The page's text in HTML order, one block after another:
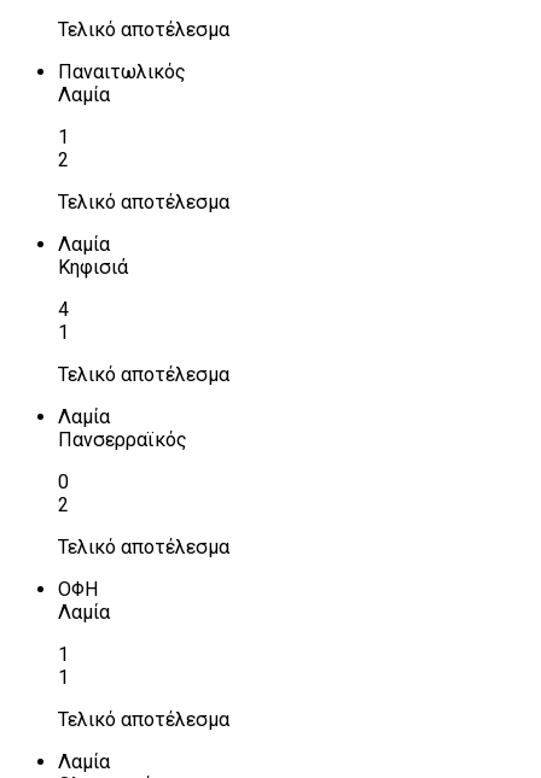
Τελικό αποτέλεσμα
Παναιτωλικός
Λαμία
1
2
Τελικό αποτέλεσμα
Λαμία
Κηφισιά
4
1
Τελικό αποτέλεσμα
Λαμία
Πανσερραϊκός
0
2
Τελικό αποτέλεσμα
ΟΦΗ
Λαμία
1
1
Τελικό αποτέλεσμα
Λαμία